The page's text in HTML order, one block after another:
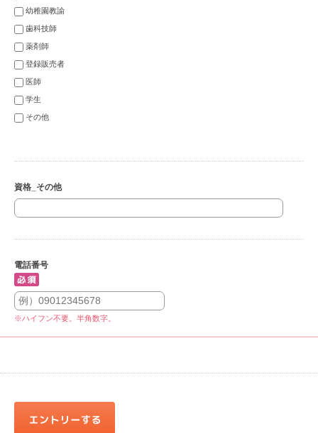
幼稚園教諭
歯科技師
薬剤師
登録販売者
医師
学生
その他
資格_その他
電話番号
※ハイフン不要。半角数字。